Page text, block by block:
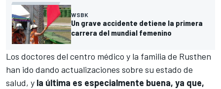
WSBK
Un grave accidente detiene la primera
carrera del mundial femenino
Los doctores del centro médico y la familia de Rusthen
han ido dando actualizaciones sobre su estado de
salud, y la última es especialmente buena, ya que,